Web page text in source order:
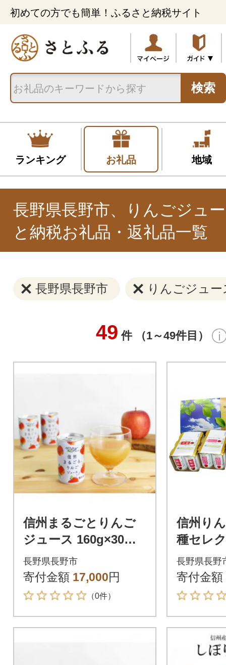
初めての方でも簡単！ふるさと納税サイト
検索
ランキング お礼品 地域
長野県長野市、りんごジュ
と納税お礼品・返礼品一覧
長野県長野市 りんごジュー
49 件 （1～49件目）
信州まるごとりんご
ジュース 160g×30本
入
長野県長野市
寄付金額 17,000円
（0件）
信州り
種セレ
g/6本×5
長野県長野
寄付金額